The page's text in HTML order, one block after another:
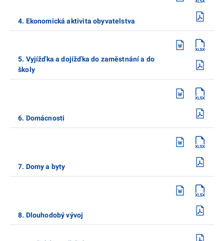
4. Ekonomická aktivita obyvatelstva
5. Vyjížďka a dojížďka do zaměstnání a do
školy
6. Domácnosti
7. Domy a byty
8. Dlouhodobý vývoj